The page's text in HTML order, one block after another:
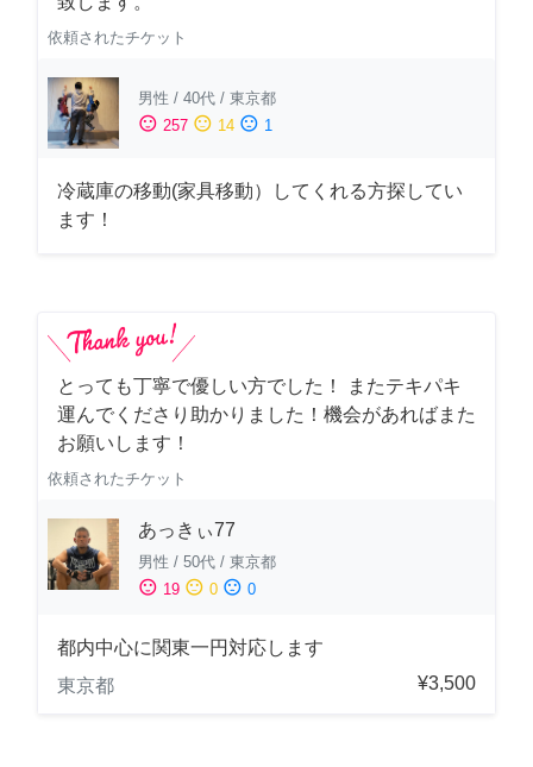
依頼されたチケット
男性 / 40代 / 東京都
sentiment_satisfied 257 sentiment_neutral 14 sentiment_dissatisfied 1
冷蔵庫の移動(家具移動）してくれる方探してい
ます！
とっても丁寧で優しい方でした！ またテキパキ
運んでくださり助かりました！機会があればまた
お願いします！
依頼されたチケット
あっきぃ77
男性 / 50代 / 東京都
sentiment_satisfied 19 sentiment_neutral 0 sentiment_dissatisfied 0
都内中心に関東一円対応します
東京都
¥3,500